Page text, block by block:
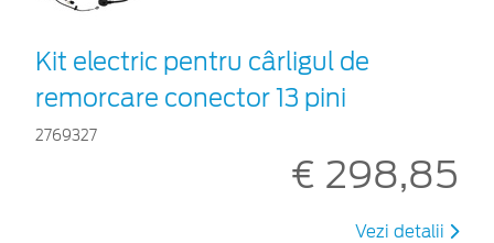
Kit electric pentru cârligul de
remorcare conector 13 pini
2769327
€ 298,85
Vezi detalii